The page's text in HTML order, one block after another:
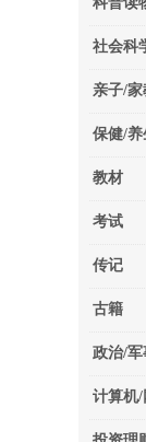
社会科
亲子/家
保健/养
教材
考试
传记
古籍
政治/军
计算机/